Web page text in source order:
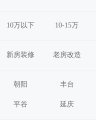
10万以下 10-15万
新房装修 老房改造
朝阳 丰台
平谷 延庆